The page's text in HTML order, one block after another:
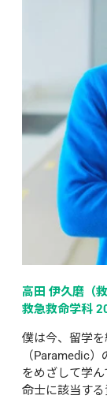
高田 伊久磨（
救急救命学科
僕は今、留学
（Paramedic
をめざして学
命士に該当す